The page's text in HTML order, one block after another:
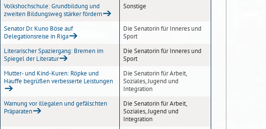
Volkshochschule: Grundbildung und
zweiten Bildungsweg stärker fördern
Sonstige
Senator Dr. Kuno Böse auf
Delegationsreise in Riga
Die Senatorin für Inneres und
Sport
Literarischer Spaziergang: Bremen im
Spiegel der Literatur
Die Senatorin für Inneres und
Sport
Mutter- und Kind-Kuren: Röpke und
Hauffe begrüßen verbesserte Leistungen
Die Senatorin für Arbeit,
Soziales, Jugend und
Integration
Warnung vor illegalen und gefälschten
Präparaten
Die Senatorin für Arbeit,
Soziales, Jugend und
Integration